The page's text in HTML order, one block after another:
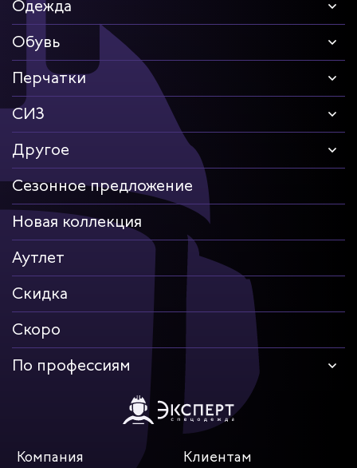
работников
Одежда
Обувь
Перчатки
СИЗ
Другое
Сезонное предложение
Новая коллекция
Аутлет
Скидка
Скоро
По профессиям
Компания
Клиентам